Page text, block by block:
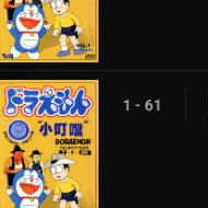
1 - 61